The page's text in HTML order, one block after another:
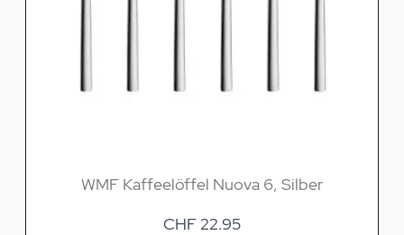
WMF Kaffeelöffel Nuova 6, Silber
CHF 22.95